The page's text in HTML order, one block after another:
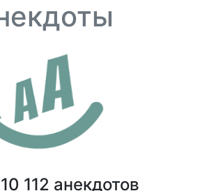
112 анекдотов